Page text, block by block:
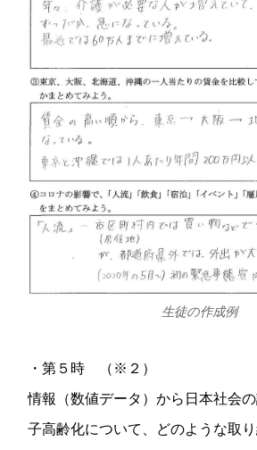
生徒の作成例
・第５時 （※２）
情報（数値データ）から日本社会
子高齢化について、どのような取